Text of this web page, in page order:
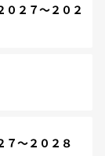
２７～２０２
～２０２８